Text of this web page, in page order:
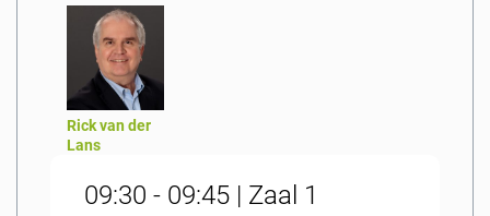
Rick van der
Lans
09:30 - 09:45 | Zaal 1